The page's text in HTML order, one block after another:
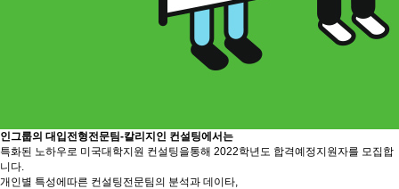
인그룹의 대입전형전문팀-칼리지인 컨설팅에서는
특화된 노하우로 미국대학지원 컨설팅을통해 2022학년도 합격예정지원자를 모집합
니다.
개인별 특성에따른 컨설팅전문팀의 분석과 데이타,